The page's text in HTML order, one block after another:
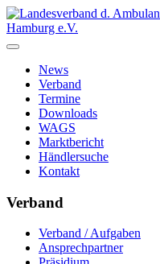
News
Verband
Termine
Downloads
WAGS
Marktbericht
Händlersuche
Kontakt
Verband
Verband / Aufgaben
Ansprechpartner